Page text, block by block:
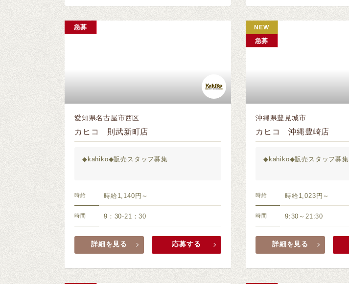
愛知県名古屋市西区
カヒコ 則武新町店
◆kahiko◆販売スタッフ募集
時給 時給1,140円～
時間 9：30-21：30
急募
詳細を見る 応募する
沖縄県豊見城市
カヒコ 沖縄豊崎店
◆kahiko◆販売スタッフ募集
時給 時給1,023円～
時間 9:30～21:30
NEW
急募
詳細を見る